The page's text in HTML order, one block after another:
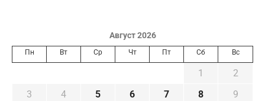
Август 2026
Пн Вт Ср Чт Пт Сб Вс
1
2
3
4 5 6 7 8
9